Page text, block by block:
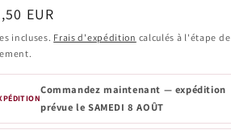
EUR
incluses. Frais d'expédition calculés à l'étape de
Commandez maintenant — expédition
prévue le SAMEDI 8 AOÛT